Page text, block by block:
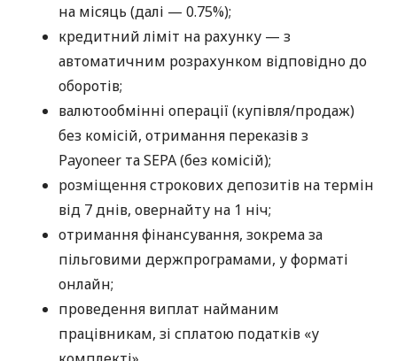
на місяць (далі — 0.75%);
кредитний ліміт на рахунку — з
автоматичним розрахунком відповідно до
оборотів;
валютообмінні операції (купівля/продаж)
без комісій, отримання переказів з
Payoneer та SEPA (без комісій);
розміщення строкових депозитів на термін
від 7 днів, овернайту на 1 ніч;
отримання фінансування, зокрема за
пільговими держпрограмами, у форматі
онлайн;
проведення виплат найманим
працівникам, зі сплатою податків «у